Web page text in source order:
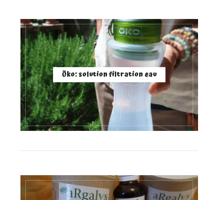
Öko: solution filtration eau